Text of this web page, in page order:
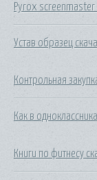
Pyrox
Устав образец
Контрольная
Как в
Книги по фитнесу